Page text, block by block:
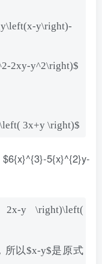
y\right)-
2xy-y^2\right)$
3x+y \right)$
5{x}^{2}y-
y \right)\left(
所以$x-y$是原式